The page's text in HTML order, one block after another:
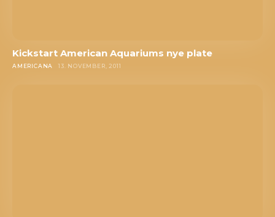
Kickstart American Aquariums nye plate
AMERICANA 13. NOVEMBER, 2011